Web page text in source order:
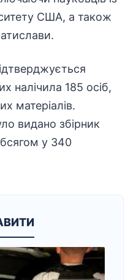
США, а також
налічила 185 осіб,
матеріалів.
видано збірник
у 340